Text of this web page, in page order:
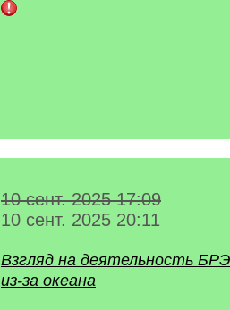
10 сент. 2025 17:09
10 сент. 2025 20:11
Взгляд на деятельность
из-за океана